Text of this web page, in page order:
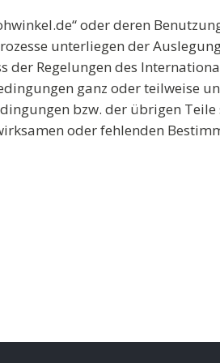
oder deren
unterliegen der
Regelungen des
ganz oder teilweise
bzw. der übrigen Teile
oder fehlenden